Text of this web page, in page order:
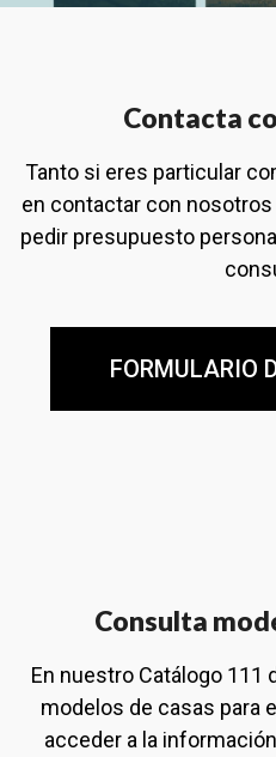
Contacta
Tanto si eres particular
en contactar con
pedir presupuesto
FORMULARIO
Consulta
En nuestro Catálogo 111
modelos de casas para
acceder a la